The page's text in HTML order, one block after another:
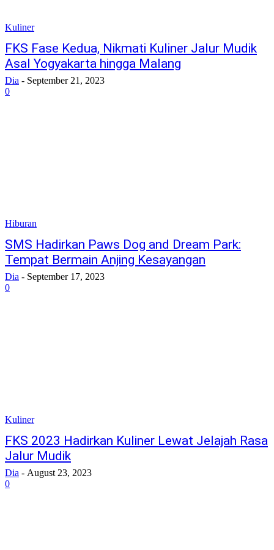
Kuliner
FKS Fase Kedua, Nikmati Kuliner Jalur Mudik
Asal Yogyakarta hingga Malang
Dia - September 21, 2023
0
Hiburan
SMS Hadirkan Paws Dog and Dream Park:
Tempat Bermain Anjing Kesayangan
Dia - September 17, 2023
0
Kuliner
FKS 2023 Hadirkan Kuliner Lewat Jelajah Rasa
Jalur Mudik
Dia - August 23, 2023
0